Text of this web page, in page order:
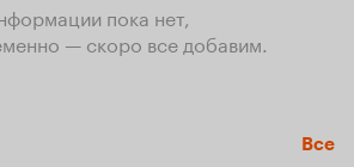
пока нет,
— скоро все добавим.
Все